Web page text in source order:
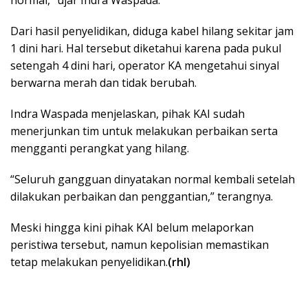
Dari hasil penyelidikan, diduga kabel hilang sekitar jam
1 dini hari. Hal tersebut diketahui karena pada pukul
setengah 4 dini hari, operator KA mengetahui sinyal
berwarna merah dan tidak berubah.
Indra Waspada menjelaskan, pihak KAI sudah
menerjunkan tim untuk melakukan perbaikan serta
mengganti perangkat yang hilang.
“Seluruh gangguan dinyatakan normal kembali setelah
dilakukan perbaikan dan penggantian,” terangnya.
Meski hingga kini pihak KAI belum melaporkan
peristiwa tersebut, namun kepolisian memastikan
tetap melakukan penyelidikan.(rhl)